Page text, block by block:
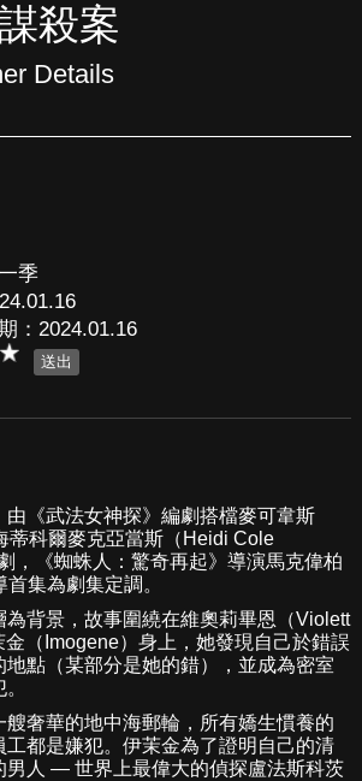
殺案
Details
季
：2024.01.16
由《武法女神探》編劇搭檔麥可韋斯
蒂科爾麥克亞當斯（Heidi Cole
，《蜘蛛人：驚奇再起》導演馬克偉柏
首集為劇集定調。
為背景，故事圍繞在維奧莉畢恩（Violett
（Imogene）身上，她發現自己於錯誤
地點（某部分是她的錯），並成為密室
奢華的地中海郵輪，所有嬌生慣養的
工都是嫌犯。伊茉金為了證明自己的清
男人 — 世界上最偉大的偵探盧法斯科茨